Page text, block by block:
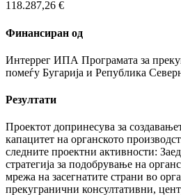
118.287,26 €
Финансиран од
Интеррег ИПА Програмата за
помеѓу Бугарија и Република
Резултати
Проектот допринесува за
капацитет на органското
следните проектни активности:
стратегија за подобрување на
мрежа на засегнатите страни во
прекугранични консултативни,